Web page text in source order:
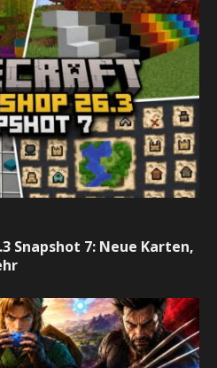
Snapshot 7: Neue Karten,